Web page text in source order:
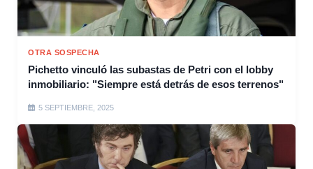
OTRA SOSPECHA
Pichetto vinculó las subastas de Petri con el lobby
inmobiliario: "Siempre está detrás de esos terrenos"
5 SEPTIEMBRE, 2025